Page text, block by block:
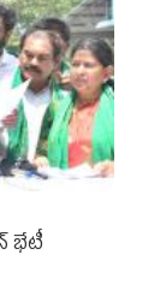
భేటీ